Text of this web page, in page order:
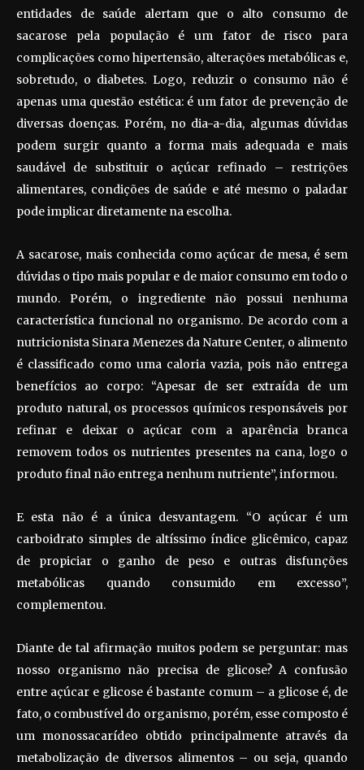
entidades de saúde alertam que o alto consumo de
sacarose pela população é um fator de risco para
complicações como hipertensão, alterações metabólicas e,
sobretudo, o diabetes. Logo, reduzir o consumo não é
apenas uma questão estética: é um fator de prevenção de
diversas doenças. Porém, no dia-a-dia, algumas dúvidas
podem surgir quanto a forma mais adequada e mais
saudável de substituir o açúcar refinado – restrições
alimentares, condições de saúde e até mesmo o paladar
pode implicar diretamente na escolha.
A sacarose, mais conhecida como açúcar de mesa, é sem
dúvidas o tipo mais popular e de maior consumo em todo o
mundo. Porém, o ingrediente não possui nenhuma
característica funcional no organismo. De acordo com a
nutricionista Sinara Menezes da Nature Center, o alimento
é classificado como uma caloria vazia, pois não entrega
benefícios ao corpo: “Apesar de ser extraída de um
produto natural, os processos químicos responsáveis por
refinar e deixar o açúcar com a aparência branca
removem todos os nutrientes presentes na cana, logo o
produto final não entrega nenhum nutriente”, informou.
E esta não é a única desvantagem. “O açúcar é um
carboidrato simples de altíssimo índice glicêmico, capaz
de propiciar o ganho de peso e outras disfunções
metabólicas quando consumido em excesso”,
complementou.
Diante de tal afirmação muitos podem se perguntar: mas
nosso organismo não precisa de glicose? A confusão
entre açúcar e glicose é bastante comum – a glicose é, de
fato, o combustível do organismo, porém, esse composto é
um monossacarídeo obtido principalmente através da
metabolização de diversos alimentos – ou seja, quando